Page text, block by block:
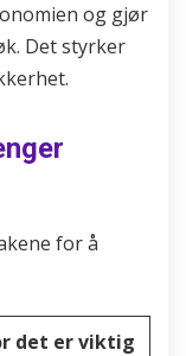
og gjør
Det styrker
for å
det er viktig